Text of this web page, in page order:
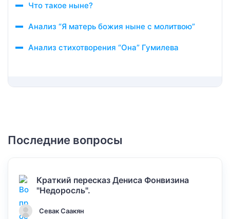
Что такое ныне?
Анализ “Я матерь божия ныне с молитвою”
Анализ стихотворения “Она” Гумилева
Последние вопросы
Краткий пересказ Дениса Фонвизина
"Недоросль".
Севак Саакян